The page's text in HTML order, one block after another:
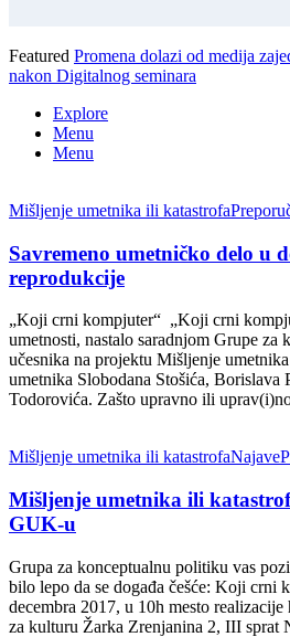
Featured Promena dolazi od medija
nakon Digitalnog seminara
Explore
Menu
Menu
Mišljenje umetnika ili katastrofa
Savremeno umetničko delo u
reprodukcije
„Koji crni kompjuter“ „Koji crni
umetnosti, nastalo saradnjom Grupe za
učesnika na projektu Mišljenje
umetnika Slobodana Stošića, Borislava
Todorovića. Zašto upravno ili
Mišljenje umetnika ili katastrofaNajave
Mišljenje umetnika ili
GUK-u
Grupa za konceptualnu politiku vas
bilo lepo da se događa češće: Koji crni
decembra 2017, u 10h mesto
za kulturu Žarka Zrenjanina 2, III sprat